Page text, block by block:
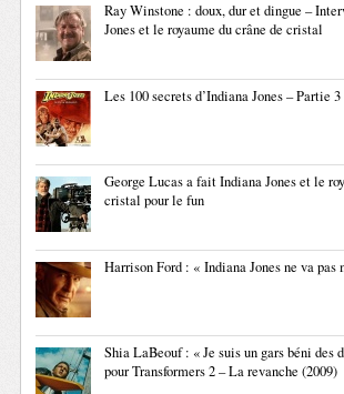
Ray Winstone : doux, dur et dingue –
Jones et le royaume du crâne de cristal
Les 100 secrets d’Indiana Jones – Partie
George Lucas a fait Indiana Jones et le
cristal pour le fun
Harrison Ford : « Indiana Jones ne va pas
Shia LaBeouf : « Je suis un gars béni des
pour Transformers 2 – La revanche (2009)